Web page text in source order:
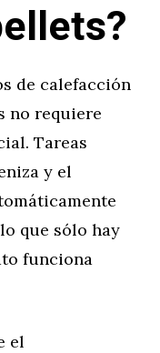
de calefacción
no requiere
Tareas
y el
que sólo hay
funciona
el